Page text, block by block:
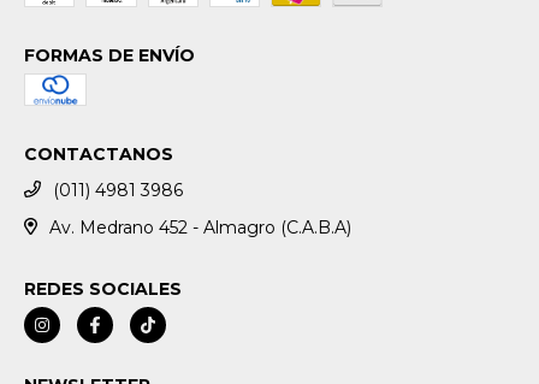
FORMAS DE ENVÍO
CONTACTANOS
(011) 4981 3986
Av. Medrano 452 - Almagro (C.A.B.A)
REDES SOCIALES